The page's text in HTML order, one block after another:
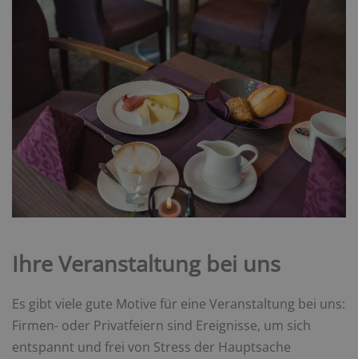
Ihre Veranstaltung bei uns
Es gibt viele gute Motive für eine Veranstaltung bei uns:
Firmen- oder Privatfeiern sind Ereignisse, um sich
entspannt und frei von Stress der Hauptsache